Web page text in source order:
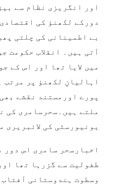
اور انگریزی نظام سے
دورکے لکھنؤ کی
بے اطمینانی کی چلتی
آتی ہیں۔ انقلاب حکومت
میں لایا تھا اور اس کے
اہالیانِ لکھنؤ پر مرتب
پورے اورمستند نقشے
ملتے ہیں۔سحرسامری کی
یونیورسٹی کی لائبریری
اخبارسحر سامری اس دور
طفولیت سے گزرہا تھا
وسطوت ہندوستانی